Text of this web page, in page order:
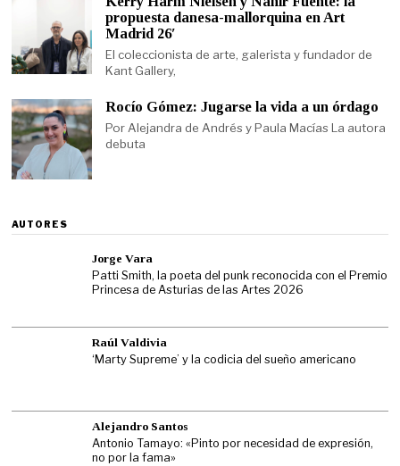
propuesta danesa-mallorquina en Art
Madrid 26′
El coleccionista de arte, galerista y fundador de
Kant Gallery,
Rocío Gómez: Jugarse la vida a un órdago
Por Alejandra de Andrés y Paula Macías La autora
debuta
AUTORES
Jorge Vara
Patti Smith, la poeta del punk reconocida con el Premio
Princesa de Asturias de las Artes 2026
Raúl Valdivia
‘Marty Supreme’ y la codicia del sueño americano
Alejandro Santos
Antonio Tamayo: «Pinto por necesidad de expresión,
no por la fama»